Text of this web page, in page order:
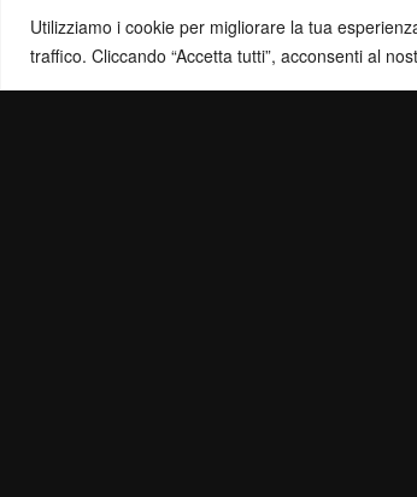
Utilizziamo i cookie per migliorare la tua
traffico. Cliccando “Accetta tutti”, acconsenti al